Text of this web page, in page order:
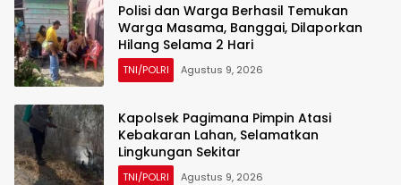
Polisi dan Warga Berhasil Temukan
Warga Masama, Banggai, Dilaporkan
Hilang Selama 2 Hari
TNI/POLRI Agustus 9, 2026
Kapolsek Pagimana Pimpin Atasi
Kebakaran Lahan, Selamatkan
Lingkungan Sekitar
TNI/POLRI Agustus 9, 2026